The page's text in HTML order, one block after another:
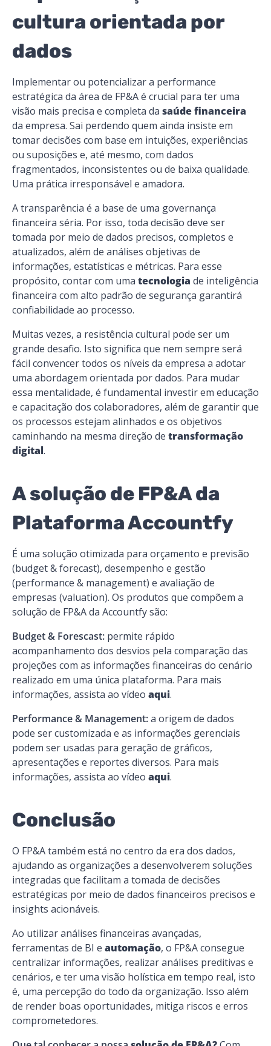
cultura orientada por
dados
Implementar ou potencializar a performance
estratégica da área de FP&A é crucial para ter uma
visão mais precisa e completa da saúde financeira
da empresa. Sai perdendo quem ainda insiste em
tomar decisões com base em intuições, experiências
ou suposições e, até mesmo, com dados
fragmentados, inconsistentes ou de baixa qualidade.
Uma prática irresponsável e amadora.
A transparência é a base de uma governança
financeira séria. Por isso, toda decisão deve ser
tomada por meio de dados precisos, completos e
atualizados, além de análises objetivas de
informações, estatísticas e métricas. Para esse
propósito, contar com uma tecnologia de inteligência
financeira com alto padrão de segurança garantirá
confiabilidade ao processo.
Muitas vezes, a resistência cultural pode ser um
grande desafio. Isto significa que nem sempre será
fácil convencer todos os níveis da empresa a adotar
uma abordagem orientada por dados. Para mudar
essa mentalidade, é fundamental investir em educação
e capacitação dos colaboradores, além de garantir que
os processos estejam alinhados e os objetivos
caminhando na mesma direção de transformação
digital​.
A solução de FP&A da
Plataforma Accountfy
É uma solução otimizada para orçamento e previsão
(budget & forecast), desempenho e gestão
(performance & management) e avaliação de
empresas (valuation). Os produtos que compõem a
solução de FP&A da Accountfy são:
Budget & Forescast: permite rápido
acompanhamento dos desvios pela comparação das
projeções com as informações financeiras do cenário
realizado em uma única plataforma. Para mais
informações, assista ao vídeo aqui.
Performance & Management:a origem de dados
pode ser customizada e as informações gerenciais
podem ser usadas para geração de gráficos,
apresentações e reportes diversos. Para mais
informações, assista ao vídeo aqui.
Conclusão
O FP&A também está no centro da era dos dados,
ajudando as organizações a desenvolverem soluções
integradas que facilitam a tomada de decisões
estratégicas por meio de dados financeiros precisos e
insights acionáveis.
Ao utilizar análises financeiras avançadas,
ferramentas de BI e automação, o FP&A consegue
centralizar informações, realizar análises preditivas e
cenários, e ter uma visão holística em tempo real, isto
é, uma percepção do todo da organização. Isso além
de render boas oportunidades, mitiga riscos e erros
comprometedores.